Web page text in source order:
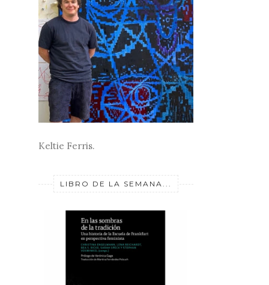
Keltie Ferris.
LIBRO DE LA SEMANA...